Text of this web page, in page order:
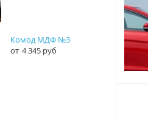
Комод МДФ №3
4 345 руб